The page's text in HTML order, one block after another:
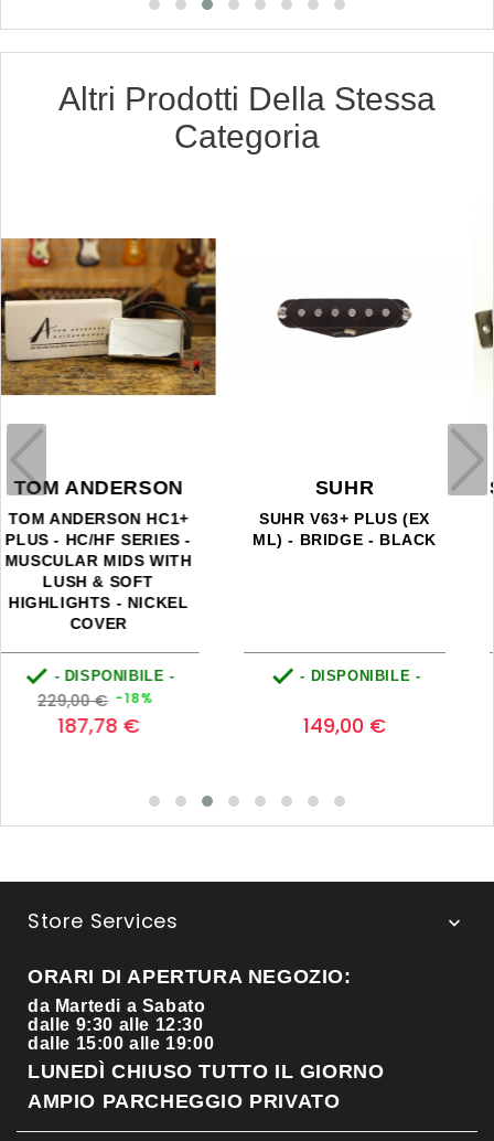
Altri Prodotti Della Stessa
Categoria
SEYMOUR DUNCAN
SEYMOUR DUNCAN SH-
1N - '59 HUMBUCKER
NECK - NICKEL COVER
- DISPONIBILE -
Prezzo
base
145,00 € -20%
116,00 €
SUHR
SUHR SSV NECK -
BLACK
- DISPONIBILE -
169,00 €
Store Services 
ORARI DI APERTURA NEGOZIO:
da Martedi a Sabato
dalle 9:30 alle 12:30
dalle 15:00 alle 19:00
LUNEDÌ CHIUSO TUTTO IL GIORNO
AMPIO PARCHEGGIO PRIVATO